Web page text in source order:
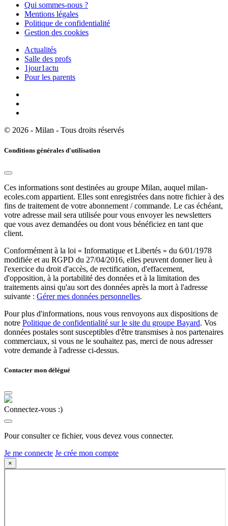
Qui sommes-nous ?
Mentions légales
Politique de confidentialité
Gestion des cookies
Actualités
Salle des profs
1jour1actu
Pour les parents
© 2026 - Milan - Tous droits réservés
Conditions générales d'utilisation
Ces informations sont destinées au groupe Milan, auquel milan-
ecoles.com appartient. Elles sont enregistrées dans notre fichier à des
fins de traitement de votre abonnement / commande. Le cas échéant,
votre adresse mail sera utilisée pour vous envoyer les newsletters
que vous avez demandées ou dont vous bénéficiez en tant que
client.
Conformément à la loi « Informatique et Libertés » du 6/01/1978
modifiée et au RGPD du 27/04/2016, elles peuvent donner lieu à
l'exercice du droit d'accès, de rectification, d'effacement,
d'opposition, à la portabilité des données et à la limitation des
traitements ainsi qu'au sort des données après la mort à l'adresse
suivante : Gérer mes données personnelles.
Pour plus d'informations, nous vous renvoyons aux dispositions de
notre Politique de confidentialité sur le site du groupe Bayard. Vos
données postales sont susceptibles d'être transmises à nos partenaires
commerciaux, si vous ne le souhaitez pas, merci de nous adresser
votre demande à l'adresse ci-dessus.
Contacter mon délégué
Connectez-vous :)
Pour consulter ce fichier, vous devez vous connecter.
Je me connecte Je crée mon compte
×